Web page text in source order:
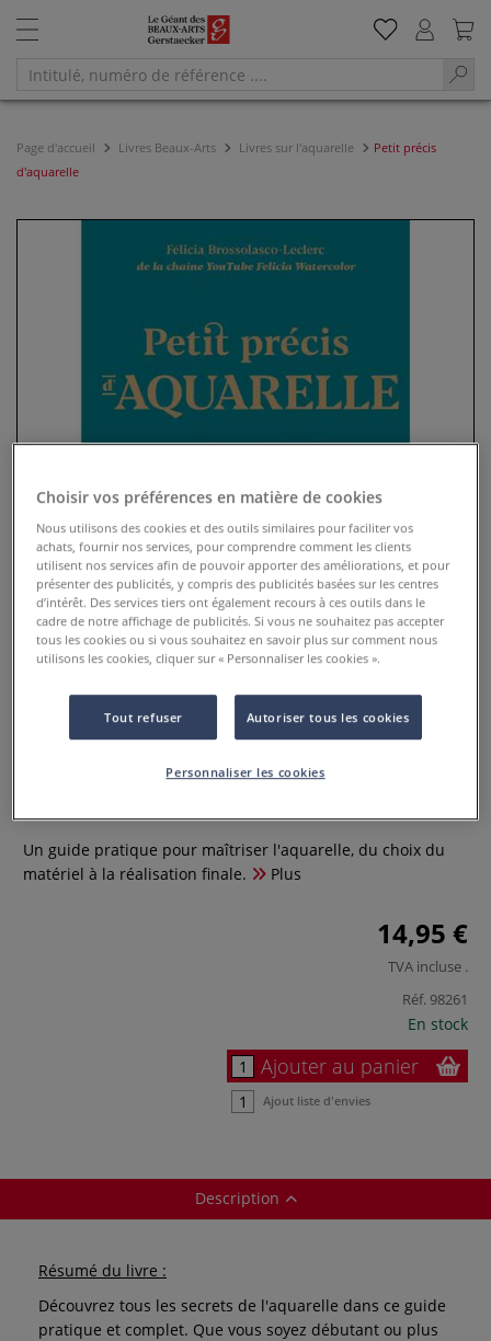
Page d'accueil Livres Beaux-Arts Livres sur l'aquarelle
Petit précis
d'aquarelle
Petit précis d'aquarelle
Un guide pratique pour maîtriser l'aquarelle, du choix du
matériel à la réalisation finale.
Plus
14,95 €
TVA incluse .
Réf. 98261
En stock
Ajouter au panier
Ajout liste d'envies
Description
Résumé du livre :
Découvrez tous les secrets de l'aquarelle dans ce guide
pratique et complet. Que vous soyez débutant ou plus
Choisir vos préférences en matière de cookies
Nous utilisons des cookies et des outils similaires pour faciliter vos
achats, fournir nos services, pour comprendre comment les clients
utilisent nos services afin de pouvoir apporter des améliorations, et pour
présenter des publicités, y compris des publicités basées sur les centres
d’intérêt. Des services tiers ont également recours à ces outils dans le
cadre de notre affichage de publicités. Si vous ne souhaitez pas accepter
tous les cookies ou si vous souhaitez en savoir plus sur comment nous
utilisons les cookies, cliquer sur « Personnaliser les cookies ».
Tout refuser Autoriser tous les cookies
Personnaliser les cookies